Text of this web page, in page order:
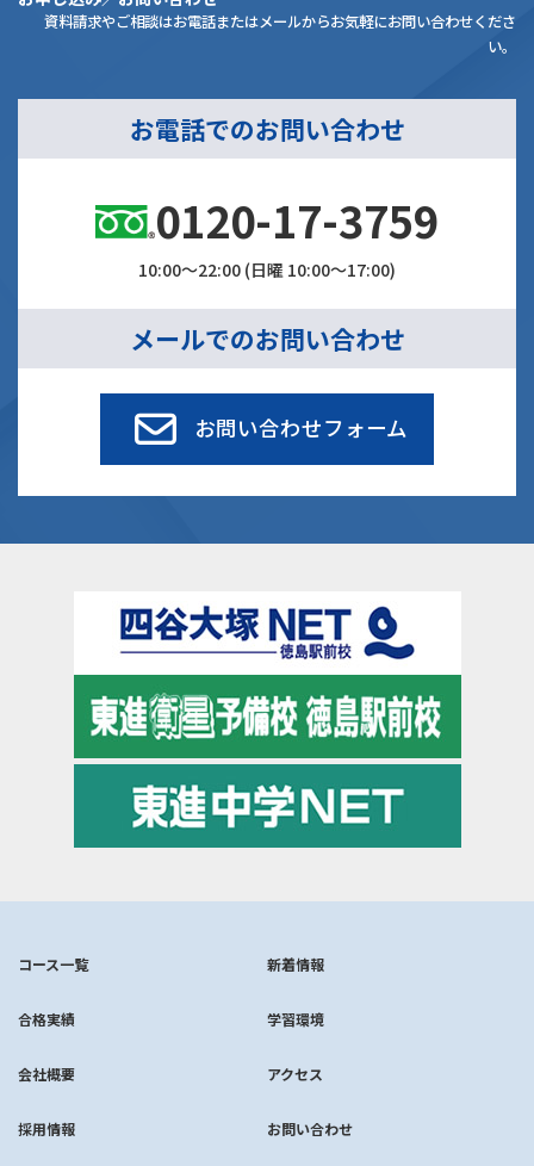
資料請求やご相談はお電話またはメールからお気軽にお問い合わせくださ
い。
お電話でのお問い合わせ
0120-17-3759
10:00～22:00 (日曜 10:00～17:00)
メールでのお問い合わせ
お問い合わせフォーム
コース一覧 新着情報
合格実績 学習環境
会社概要 アクセス
採用情報 お問い合わせ